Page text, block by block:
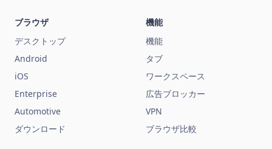
ブラウザ
デスクトップ
Android
iOS
Enterprise
Automotive
ダウンロード
機能
機能
タブ
ワークスペース
広告ブロッカー
VPN
ブラウザ比較